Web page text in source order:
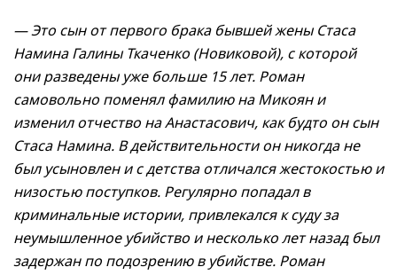
— Это сын от первого брака бывшей жены Стаса
Намина Галины Ткаченко (Новиковой), с которой
они разведены уже больше 15 лет. Роман
самовольно поменял фамилию на Микоян и
изменил отчество на Анастасович, как будто он сын
Стаса Намина. В действительности он никогда не
был усыновлен и с детства отличался жестокостью и
низостью поступков. Регулярно попадал в
криминальные истории, привлекался к суду за
неумышленное убийство и несколько лет назад был
задержан по подозрению в убийстве. Роман